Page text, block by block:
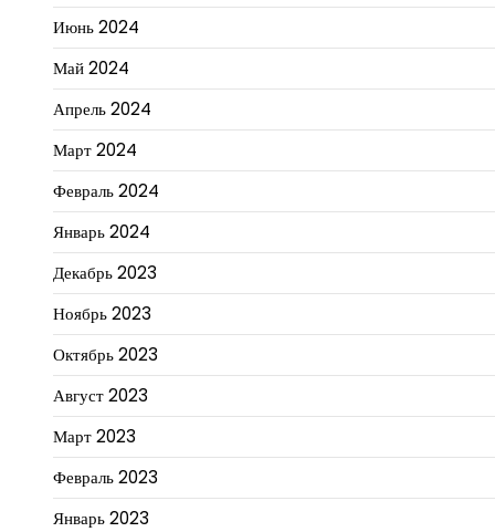
Июнь 2024
Май 2024
Апрель 2024
Март 2024
Февраль 2024
Январь 2024
Декабрь 2023
Ноябрь 2023
Октябрь 2023
Август 2023
Март 2023
Февраль 2023
Январь 2023